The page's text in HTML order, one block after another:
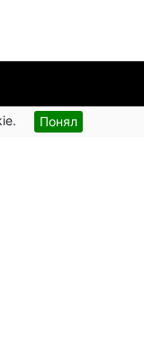
Понял